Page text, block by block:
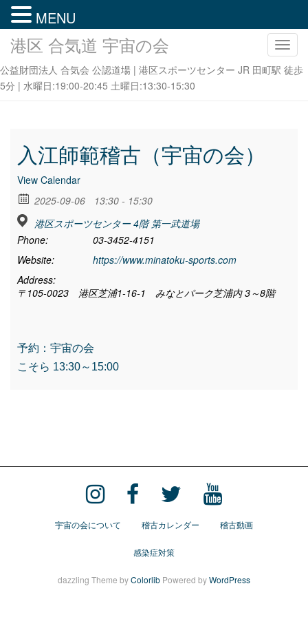
ナ
ビ
ゲ
港区 合気道 宇宙の会
公益財団法人 合気会 公認道場 | 港区スポーツセンター JR 田町駅 徒歩
5分 | 水曜日:19:00-20:45 土曜日:13:30-15:30
入江師範稽古（宇宙の会）
View Calendar
2025-09-06
13:30 - 15:30
港区スポーツセンター 4階 第一武道場
Phone:
03-3452-4151
Website:
https://www.minatoku-sports.com
Address:
〒105-0023 港区芝浦1-16-1 みなとパーク芝浦内 3～8階
予約：宇宙の会
こそら 13:30～15:00
宇宙の会について 稽古カレンダー 稽古動画
感染症対策
dazzling Theme byColorlib Powered byWordPress
MENU